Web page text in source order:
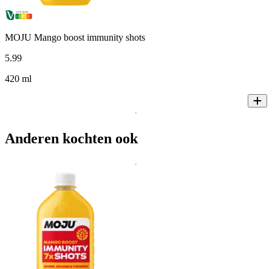
MOJU Mango boost immunity shots
5.99
420 ml
Anderen kochten ook